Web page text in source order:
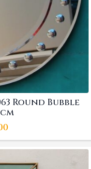
Round Bubble